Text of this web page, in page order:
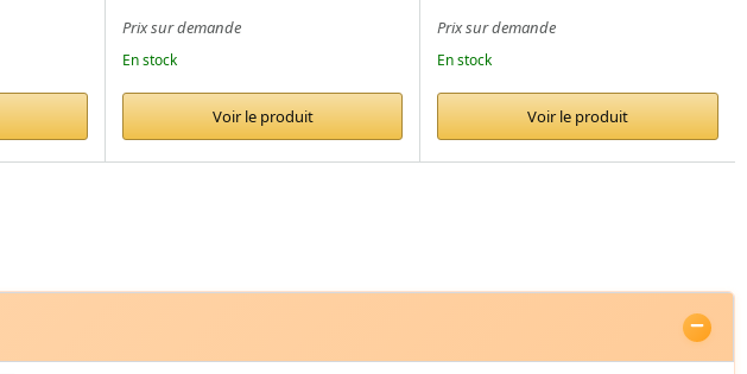
Prix sur demande
En stock
Voir le produit
Prix sur demande
En stock
Voir le produit